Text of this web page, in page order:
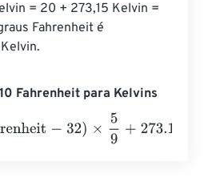
= 20 + 273,15 Kelvin =
Fahrenheit é
Fahrenheit para Kelvins
32 × 5 273.15 =260.9277778